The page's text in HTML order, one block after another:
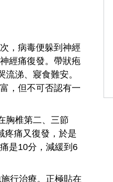
，病毒便躲到神經
經痛復發。帶狀疱
涕、寢食難安。
，但不可否認有一
胸椎第二、三節
疼痛又復發，於是
是10分，減緩到6
行治療。正極貼在